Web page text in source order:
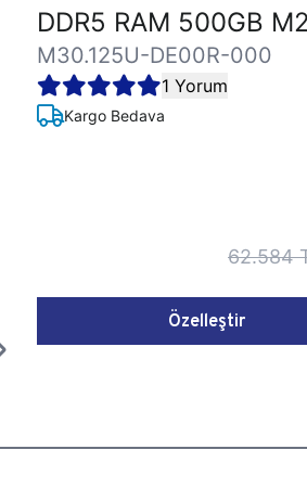
DDR5 RAM 500GB
M30.125U-DE00R-000
1 Yorum
Kargo Bedava
62.584
Özelleştir